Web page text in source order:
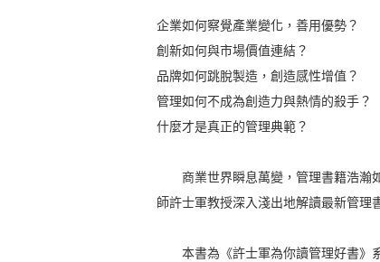
企業如何察覺產業變化，善用優勢？
創新如何與市場價值連結？
品牌如何跳脫製造，創造感性增值？
管理如何不成為創造力與熱情的殺手？
什麼才是真正的管理典範？
商業世界瞬息萬變，管理書籍浩瀚如
師許士軍教授深入淺出地解讀最新管理
本書為《許士軍為你讀管理好書》系